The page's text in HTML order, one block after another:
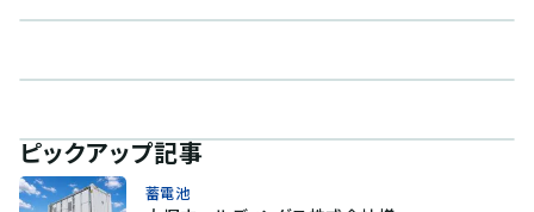
ピックアップ記事
蓄電池